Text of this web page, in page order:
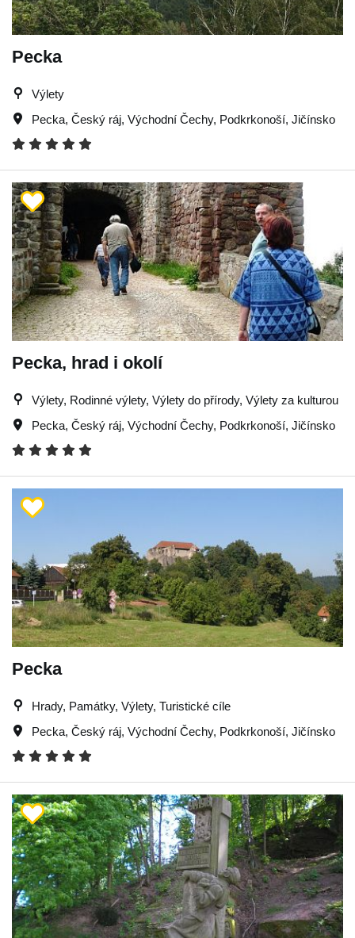
Pecka
Výlety
Pecka, Český ráj, Východní Čechy, Podkrkonoší, Jičínsko
Pecka, hrad i okolí
Výlety, Rodinné výlety, Výlety do přírody, Výlety za kulturou
Pecka, Český ráj, Východní Čechy, Podkrkonoší, Jičínsko
Pecka
Hrady, Památky, Výlety, Turistické cíle
Pecka, Český ráj, Východní Čechy, Podkrkonoší, Jičínsko